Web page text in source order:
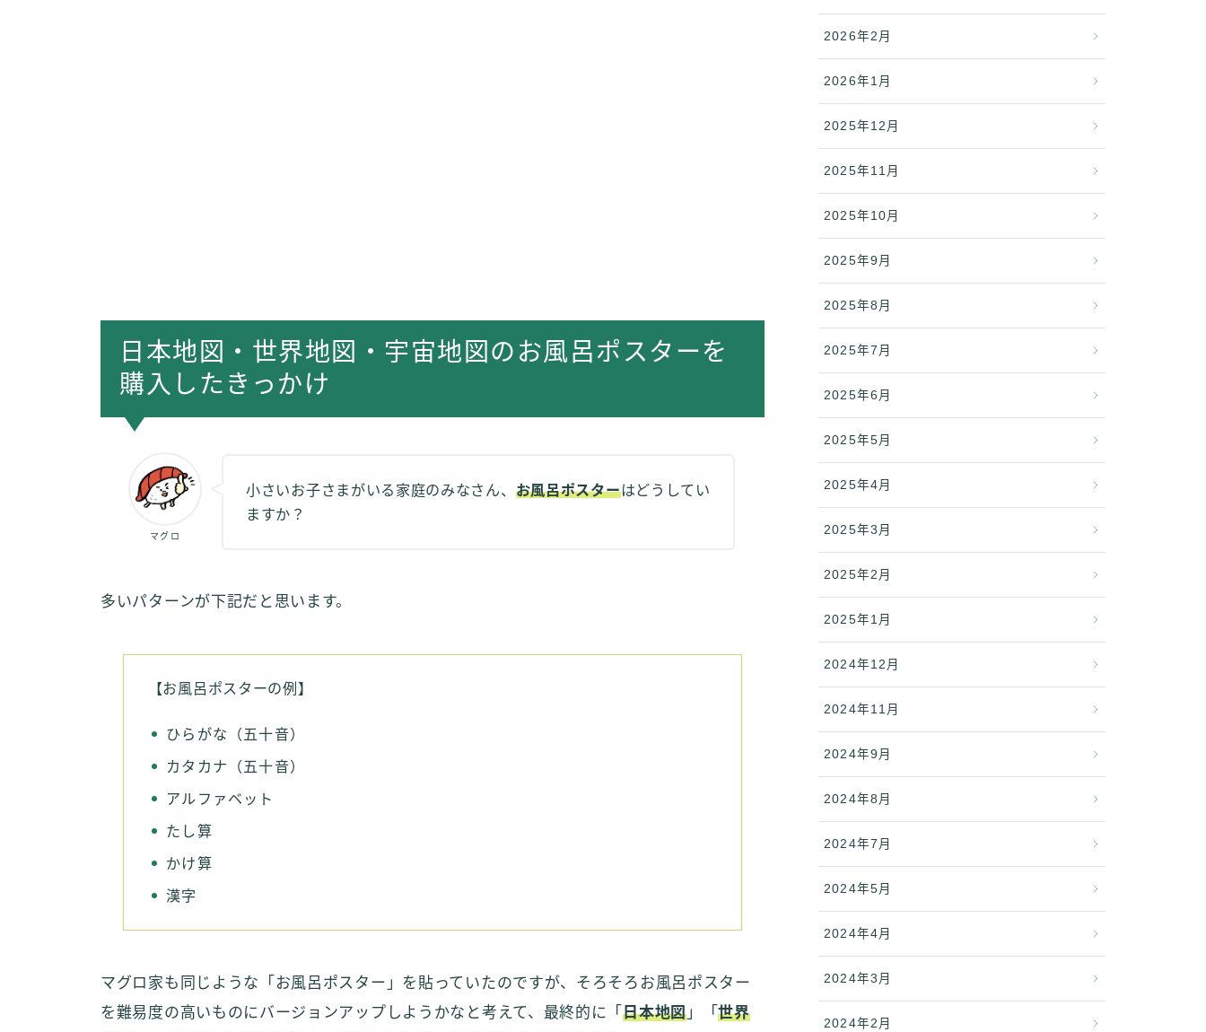
日本地図・世界地図・宇宙地図のお風呂ポスターを
購入したきっかけ
マグロ
小さいお子さまがいる家庭のみなさん、 お風呂ポスターはどうしてい
ますか？
多いパターンが下記だと思います。
【お風呂ポスターの例】
ひらがな（五十音）
カタカナ（五十音）
アルファベット
たし算
かけ算
漢字
マグロ家も同じような「お風呂ポスター」を貼っていたのですが、そろそろお風呂ポスター
を難易度の高いものにバージョンアップしようかなと考えて、最終的に「日本地図」「世界
2026年2月
2026年1月
2025年12月
2025年11月
2025年10月
2025年9月
2025年8月
2025年7月
2025年6月
2025年5月
2025年4月
2025年3月
2025年2月
2025年1月
2024年12月
2024年11月
2024年9月
2024年8月
2024年7月
2024年5月
2024年4月
2024年3月
2024年2月